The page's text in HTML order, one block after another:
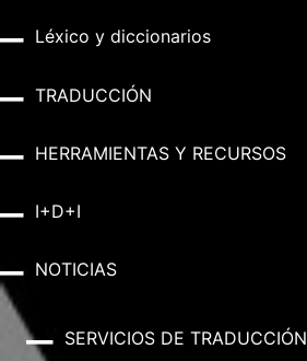
Léxico y diccionarios
TRADUCCIÓN
HERRAMIENTAS Y RECURSOS
I+D+I
NOTICIAS
SERVICIOS DE TRADUCCIÓN